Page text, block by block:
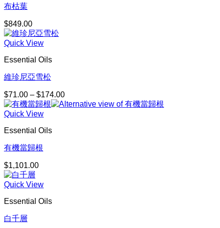
布枯葉
$849.00
Quick View
Essential Oils
維珍尼亞雪松
$71.00 – $174.00價
格
Quick View
Essential Oils
有機當歸根
$1,101.00
Quick View
Essential Oils
白千層